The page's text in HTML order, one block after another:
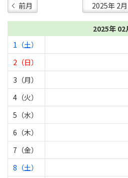
前月
2025年 02
1（土）
2（日）
3（月）
4（火）
5（水）
6（木）
7（金）
8（土）